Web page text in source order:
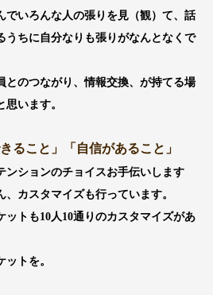
でいろんな人の張りを見（観）て、話
うちに自分なりも張りがなんとなくで
とのつながり、情報交換、が持てる場
います。
ること」「自信があること」
ンションのチョイスお手伝いします
カスタマイズも行っています。
ットも10人10通りのカスタマイズがあ
トを。